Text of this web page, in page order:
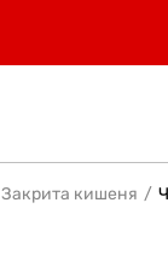
Закрита кишеня